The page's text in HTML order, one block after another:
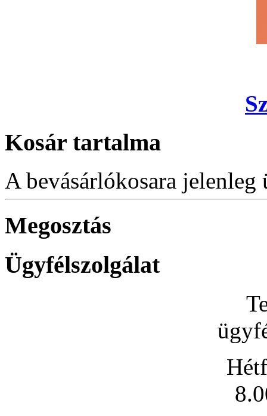
Kosár tartalma
A bevásárlókosara jelenleg
Megosztás
Ügyfélszolgálat